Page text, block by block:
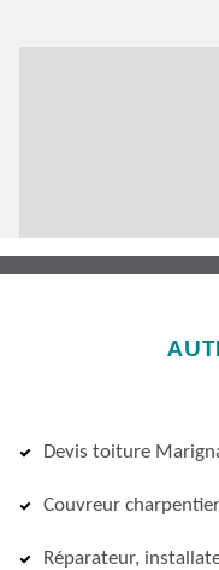
Devis toiture
Couvreur
Réparateur,